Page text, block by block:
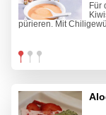
Für
pürieren. Mit